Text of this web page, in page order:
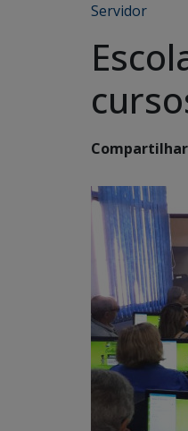
Servidor